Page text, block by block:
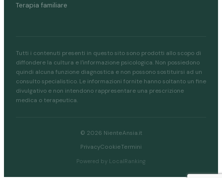
Terapia familiare
Tutti i contenuti presenti in questo sito sono prodotti allo scopo di
diffondere la cultura e l'informazione psicologica. Non possiedono
quindi alcuna funzione diagnostica e non possono sostituirsi ad un
consulto specialistico. Le informazioni fornite hanno soltanto un fine
divulgativo e non intendono rappresentare una prescrizione
medica o terapeutica.
© 2026 NienteAnsia.it
PrivacyCookieTermini
Powered by LocalRanking